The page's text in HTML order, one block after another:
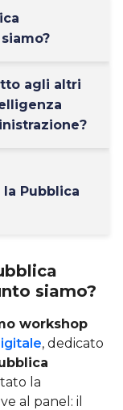
agli altri
Pubblica
siamo?
workshop
, dedicato
la
al panel: il